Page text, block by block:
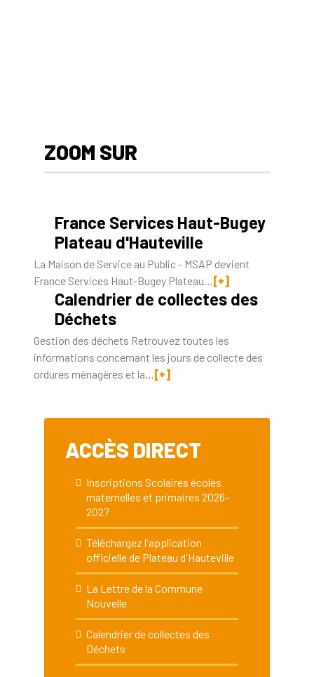
ZOOM SUR
France Services Haut-Bugey
Plateau d'Hauteville
La Maison de Service au Public - MSAP devient
France Services Haut-Bugey Plateau…[+]
Calendrier de collectes des
Déchets
Gestion des déchets Retrouvez toutes les
informations concernant les jours de collecte des
ordures ménagères et la…[+]
ACCÈS DIRECT
Inscriptions Scolaires écoles
maternelles et primaires 2026-
2027
Téléchargez l'application
officielle de Plateau d'Hauteville
La Lettre de la Commune
Nouvelle
Calendrier de collectes des
Déchets